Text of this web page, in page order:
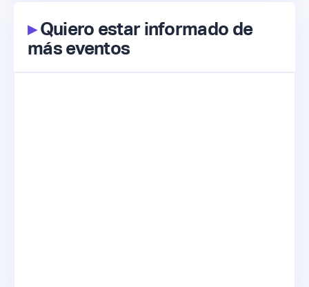
▸Quiero estar informado de
más eventos